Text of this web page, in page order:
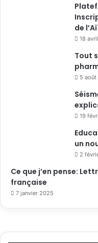
de
18
Tout
5
19
un
2
Ce que j’en pense:
française
7 janvier 2025